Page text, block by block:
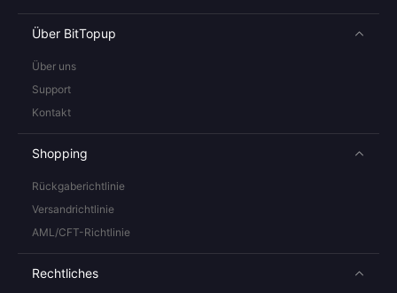
Über BitTopup
Über uns
Support
Kontakt
Shopping
Rückgaberichtlinie
Versandrichtlinie
AML/CFT-Richtlinie
Rechtliches